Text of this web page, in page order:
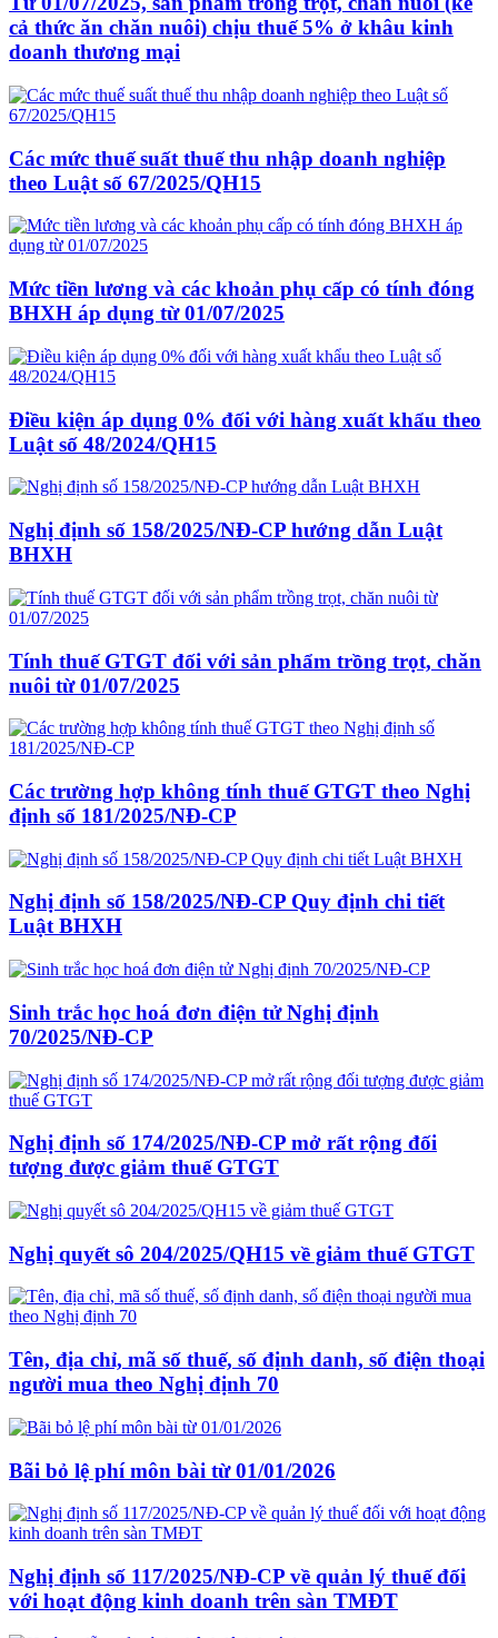
cả thức ăn chăn nuôi) chịu thuế 5% ở khâu kinh
doanh thương mại
Các mức thuế suất thuế thu nhập doanh nghiệp
theo Luật số 67/2025/QH15
Mức tiền lương và các khoản phụ cấp có tính đóng
BHXH áp dụng từ 01/07/2025
Điều kiện áp dụng 0% đối với hàng xuất khẩu theo
Luật số 48/2024/QH15
Nghị định số 158/2025/NĐ-CP hướng dẫn Luật
BHXH
Tính thuế GTGT đối với sản phẩm trồng trọt, chăn
nuôi từ 01/07/2025
Các trường hợp không tính thuế GTGT theo Nghị
định số 181/2025/NĐ-CP
Nghị định số 158/2025/NĐ-CP Quy định chi tiết
Luật BHXH
Sinh trắc học hoá đơn điện tử Nghị định
70/2025/NĐ-CP
Nghị định số 174/2025/NĐ-CP mở rất rộng đối
tượng được giảm thuế GTGT
Nghị quyết sô 204/2025/QH15 về giảm thuế GTGT
Tên, địa chỉ, mã số thuế, số định danh, số điện thoại
người mua theo Nghị định 70
Bãi bỏ lệ phí môn bài từ 01/01/2026
Nghị định số 117/2025/NĐ-CP về quản lý thuế đối
với hoạt động kinh doanh trên sàn TMĐT